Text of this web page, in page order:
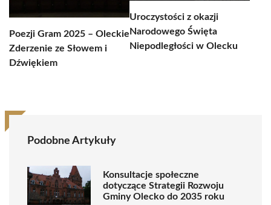
Poezji Gram 2025 – Oleckie
Zderzenie ze Słowem i
Dźwiękiem
Uroczystości z okazji
Narodowego Święta
Niepodległości w Olecku
Podobne Artykuły
Konsultacje społeczne
dotyczące Strategii Rozwoju
Gminy Olecko do 2035 roku